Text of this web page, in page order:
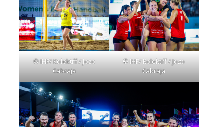
© IHF/ Kolektiff / Jozo
Cabraja
© IHF/ Kolektiff / Jozo
Cabraja